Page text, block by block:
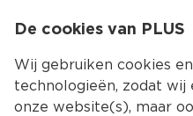
De cookies van PLUS
Wij gebruiken cookies
technologieën, zodat wij
onze website(s), maar